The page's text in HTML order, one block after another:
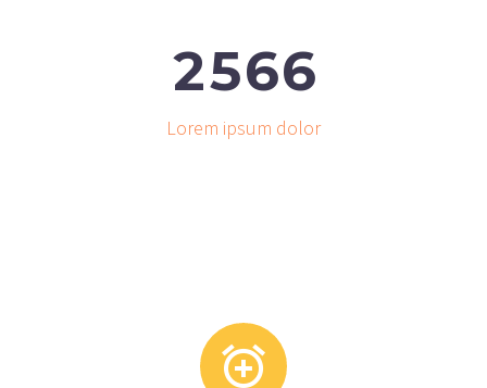
2566
Lorem ipsum dolor

